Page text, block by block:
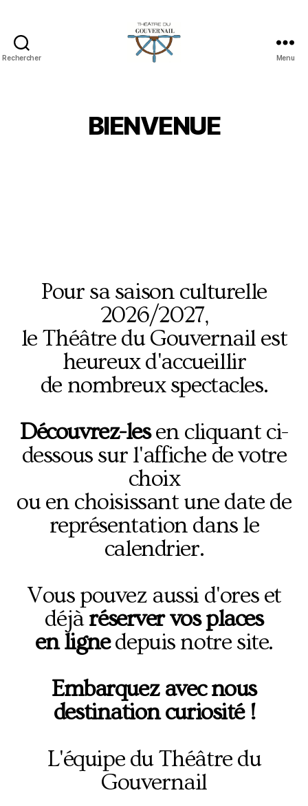
Rechercher Menu
BIENVENUE
Pour sa saison culturelle
2026/2027,
le Théâtre du Gouvernail est
heureux d'accueillir
de nombreux spectacles.
Découvrez-lesen cliquant ci-
dessous sur l'affiche de votre
choix
ou en choisissant une date de
représentation dans le
calendrier.
Vous pouvez aussi d'ores et
déjàréserver vos places
en lignedepuis notre site.
Embarquez avec nous
destination curiosité !
L'équipe du Théâtre du
Gouvernail